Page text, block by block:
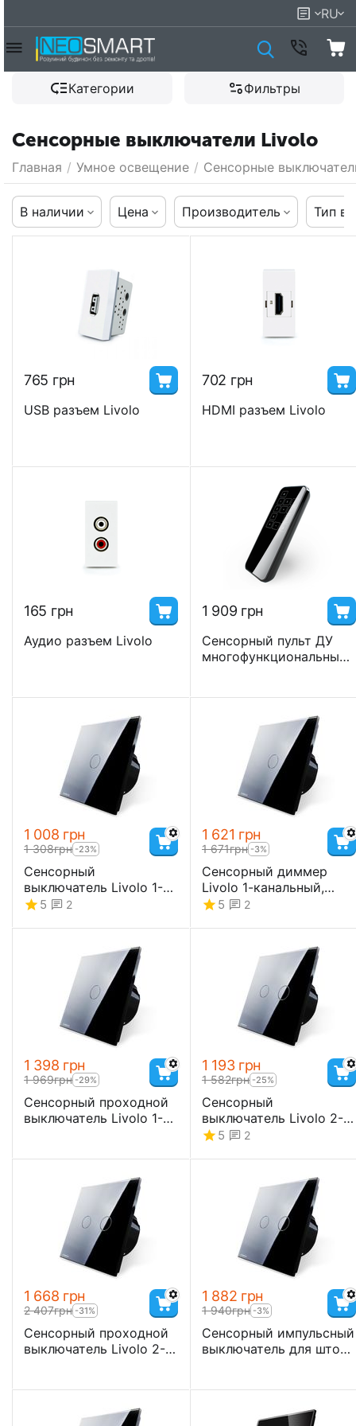
RU
Категории Фильтры
Сенсорные выключатели Livolo
Главная / Умное освещение / Сенсорные
В наличии Цена Производитель Тип
‍765‍ грн
USB разъем Livolo
‍702‍ грн
HDMI разъем Livolo
‍165‍ грн
Аудио разъем Livolo
1 909 грн
Сенсорный пульт ДУ
многофункциональный
1 008 грн
1 308грн -23%
Сенсорный
выключатель Livolo 1-
канальный, Classic
5 2
1 621 грн
1 671грн -3%
Сенсорный диммер
Livolo 1-канальный,
Classic
5 2
1 398 грн
1 969грн -29%
Сенсорный проходной
выключатель Livolo 1-
1 193 грн
1 582грн -25%
Сенсорный
выключатель Livolo 2-
канальный, Classic
5 2
1 668 грн
2 407грн -31%
Сенсорный проходной
выключатель Livolo 2-
1 882 грн
1 940грн -3%
Сенсорный импульсный
выключатель для штор/